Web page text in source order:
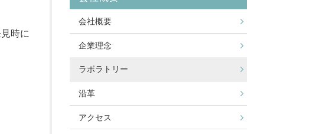
時に
会社概要
企業理念
ラボラトリー
沿革
アクセス